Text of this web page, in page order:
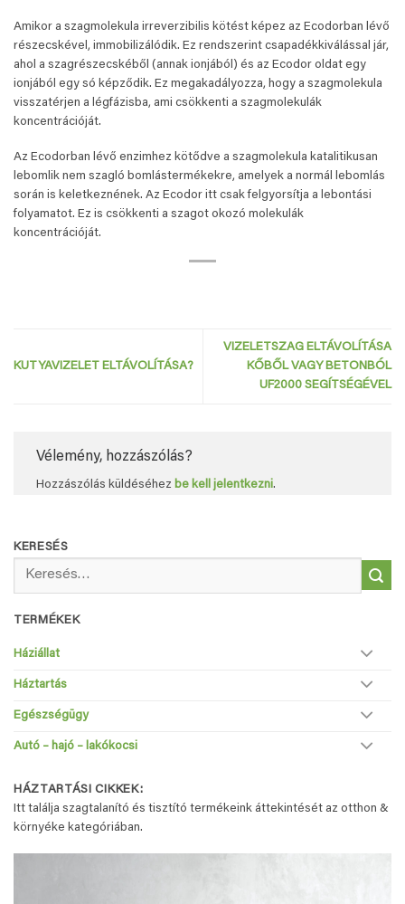
Amikor a szagmolekula irreverzibilis kötést képez az Ecodorban lévő
részecskével, immobilizálódik. Ez rendszerint csapadékkiválással jár,
ahol a szagrészecskéből (annak ionjából) és az Ecodor oldat egy
ionjából egy só képződik. Ez megakadályozza, hogy a szagmolekula
visszatérjen a légfázisba, ami csökkenti a szagmolekulák
koncentrációját.
Az Ecodorban lévő enzimhez kötődve a szagmolekula katalitikusan
lebomlik nem szagló bomlástermékekre, amelyek a normál lebomlás
során is keletkeznének. Az Ecodor itt csak felgyorsítja a lebontási
folyamatot. Ez is csökkenti a szagot okozó molekulák
koncentrációját.
KUTYAVIZELET ELTÁVOLÍTÁSA?
VIZELETSZAG ELTÁVOLÍTÁSA
KŐBŐL VAGY BETONBÓL
UF2000 SEGÍTSÉGÉVEL
Vélemény, hozzászólás?
Hozzászólás küldéséhez be kell jelentkezni.
KERESÉS
TERMÉKEK
Háziállat
Háztartás
Egészségügy
Autó – hajó – lakókocsi
HÁZTARTÁSI CIKKEK:
Itt találja szagtalanító és tisztító termékeink áttekintését az otthon &
környéke kategóriában.